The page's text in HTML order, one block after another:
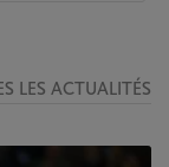
LES ACTUALITÉS